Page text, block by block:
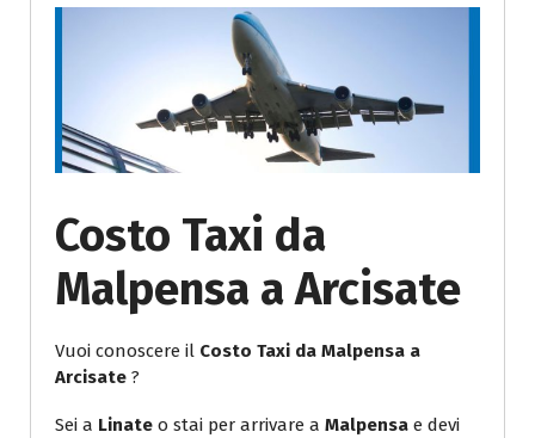
Costo Taxi da
Malpensa a Arcisate
Vuoi conoscere il Costo Taxi da Malpensa a
Arcisate ?
Sei a Linate o stai per arrivare a Malpensa e devi